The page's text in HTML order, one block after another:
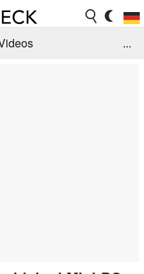
...